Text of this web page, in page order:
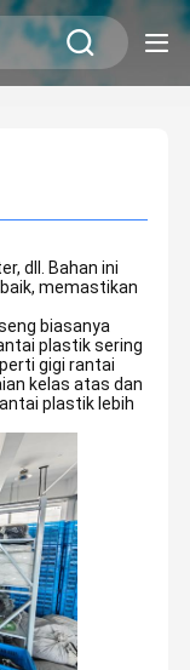
2/0
dll. Bahan ini
memastikan
biasanya
plastik sering
gigi rantai
kelas atas dan
plastik lebih